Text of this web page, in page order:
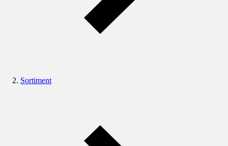
Sortiment